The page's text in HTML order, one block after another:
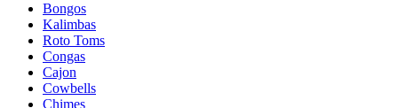
Bongos
Kalimbas
Roto Toms
Congas
Cajon
Cowbells
Chimes